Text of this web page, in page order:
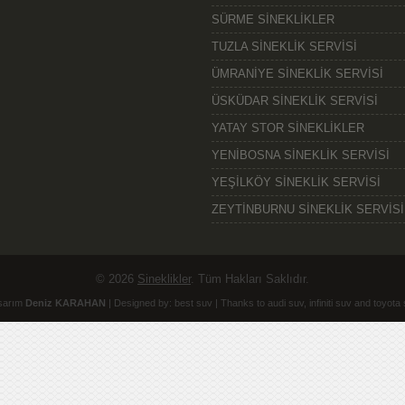
SÜRME SİNEKLİKLER
TUZLA SİNEKLİK SERVİSİ
ÜMRANİYE SİNEKLİK SERVİSİ
ÜSKÜDAR SİNEKLİK SERVİSİ
YATAY STOR SİNEKLİKLER
YENİBOSNA SİNEKLİK SERVİSİ
YEŞİLKÖY SİNEKLİK SERVİSİ
ZEYTİNBURNU SİNEKLİK SERVİSİ
© 2026 Sineklikler. Tüm Hakları Saklıdır.
Deniz KARAHAN | Designed by: best suv | Thanks to audi suv, infiniti suv and toyota